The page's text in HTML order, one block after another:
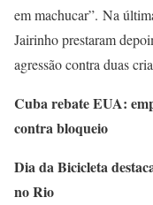
em machucar”. Na
Jairinho prestaram
agressão contra duas
Cuba rebate EUA:
contra bloqueio
Dia da Bicicleta
no Rio